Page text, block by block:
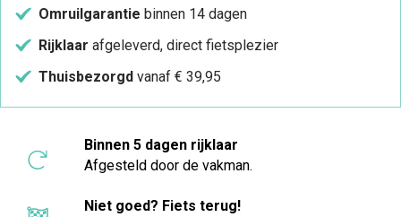
Omruilgarantie binnen 14 dagen
Rijklaar afgeleverd, direct fietsplezier
Thuisbezorgd vanaf € 39,95
Binnen 5 dagen rijklaar
Afgesteld door de vakman.
Niet goed? Fiets terug!